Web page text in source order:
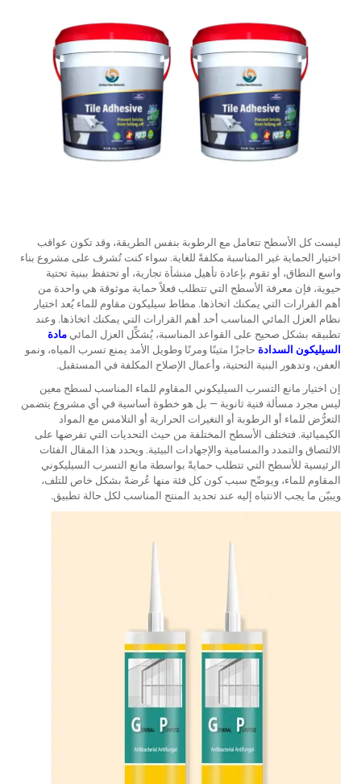
ليست كل الأسطح تتعامل مع الرطوبة بنفس الطريقة، وقد تكون عواقب
اختيار الحماية غير المناسبة مكلفةً للغاية. سواء كنت تُشرف على مشروع بناء
واسع النطاق، أو تقوم بإعادة تأهيل منشأة تجارية، أو تحتفظ ببنية تحتية
حيوية، فإن معرفة الأسطح التي تتطلب فعلاً حماية موثوقة هي واحدة من
أهم القرارات التي يمكنك اتخاذها. مطاط سيليكون مقاوم للماء يُعد اختيار
نظام العزل المائي المناسب أحد أهم القرارات التي يمكنك اتخاذها. وعند
تطبيقه بشكل صحيح على القواعد المناسبة، يُشكِّل العزل المائي مادة
السيليكون السدادة حاجزًا متينًا ومرنًا وطويل الأمد يمنع تسرب المياه، ونمو
العفن، وتدهور البنية التحتية، وأعمال الإصلاح المكلفة في المستقبل.
إن اختيار مانع التسرب السيليكوني المقاوم للماء المناسب لسطح معين
ليس مجرد مسألة فنية ثانوية — بل هو خطوة أساسية في أي مشروع يتضمن
التعرُّض للماء أو الرطوبة أو التغيرات الحرارية أو التلامس مع المواد
الكيميائية. فتختلف الأسطح المختلفة من حيث التحديات التي تفرضها على
الالتصاق والتمدد والمسامية والإجهادات البيئية. ويحدد هذا المقال الفئات
الرئيسية للأسطح التي تتطلب حمايةً بواسطة مانع التسرب السيليكوني
المقاوم للماء، ويوضّح سبب كون كل فئة منها عُرضةً بشكل خاص للتلف،
ويبيّن ما يجب الانتباه إليه عند تحديد المنتج المناسب لكل حالة تطبيق.